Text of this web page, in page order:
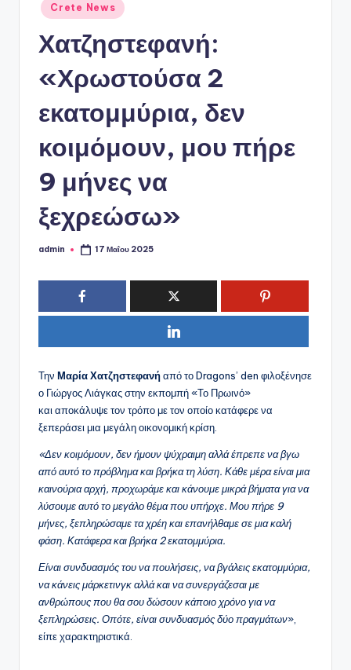
o
Αναρτήθηκε
σε
Crete News
Χατζηστεφανή:
«Χρωστούσα 2
εκατομμύρια, δεν
κοιμόμουν, μου πήρε
9 μήνες να
ξεχρεώσω»
Συγγραφέας:
admin 17 Μαΐου 2025
Την Μαρία Χατζηστεφανήαπό το Dragons’ den φιλοξένησε
ο Γιώργος Λιάγκας στην εκπομπή «Το Πρωινό»
και αποκάλυψε τον τρόπο με τον οποίο κατάφερε να
ξεπεράσει μια μεγάλη οικονομική κρίση.
«Δεν κοιμόμουν, δεν ήμουν ψύχραιμη αλλά έπρεπε να βγω
από αυτό το πρόβλημα και βρήκα τη λύση. Κάθε μέρα είναι μια
καινούρια αρχή, προχωράμε και κάνουμε μικρά βήματα για να
λύσουμε αυτό το μεγάλο θέμα που υπήρχε. Μου πήρε 9
μήνες, ξεπληρώσαμε τα χρέη και επανήλθαμε σε μια καλή
φάση. Κατάφερα και βρήκα 2 εκατομμύρια.
Είναι συνδυασμός του να πουλήσεις, να βγάλεις εκατομμύρια,
να κάνεις μάρκετινγκ αλλά και να συνεργάζεσαι με
ανθρώπους που θα σου δώσουν κάποιο χρόνο για να
ξεπληρώσεις. Οπότε, είναι συνδυασμός δύο πραγμάτων»,
είπε χαρακτηριστικά.